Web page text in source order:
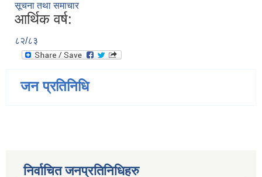
सूचना तथा समाचार
आर्थिक वर्ष:
८२/८३
जन प्रतिनिधि
निर्वाचित जनप्रतिनिधिहरु